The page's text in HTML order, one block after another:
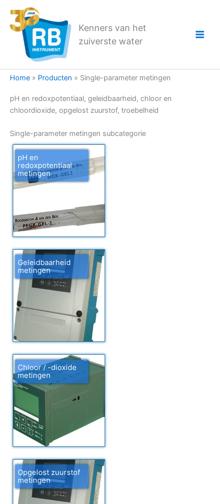
naar
Kenners van het
zuiverste water
Home » Producten » Single-parameter metingen
pH en redoxpotentiaal, geleidbaarheid, chloor en
chloordioxide, opgelost zuurstof, troebelheid
Single-parameter metingen subcategorie
pH en
redoxpotentiaal
metingen
Geleidbaarheid
metingen
Chloor / -dioxide
metingen
Opgelost zuurstof
metingen